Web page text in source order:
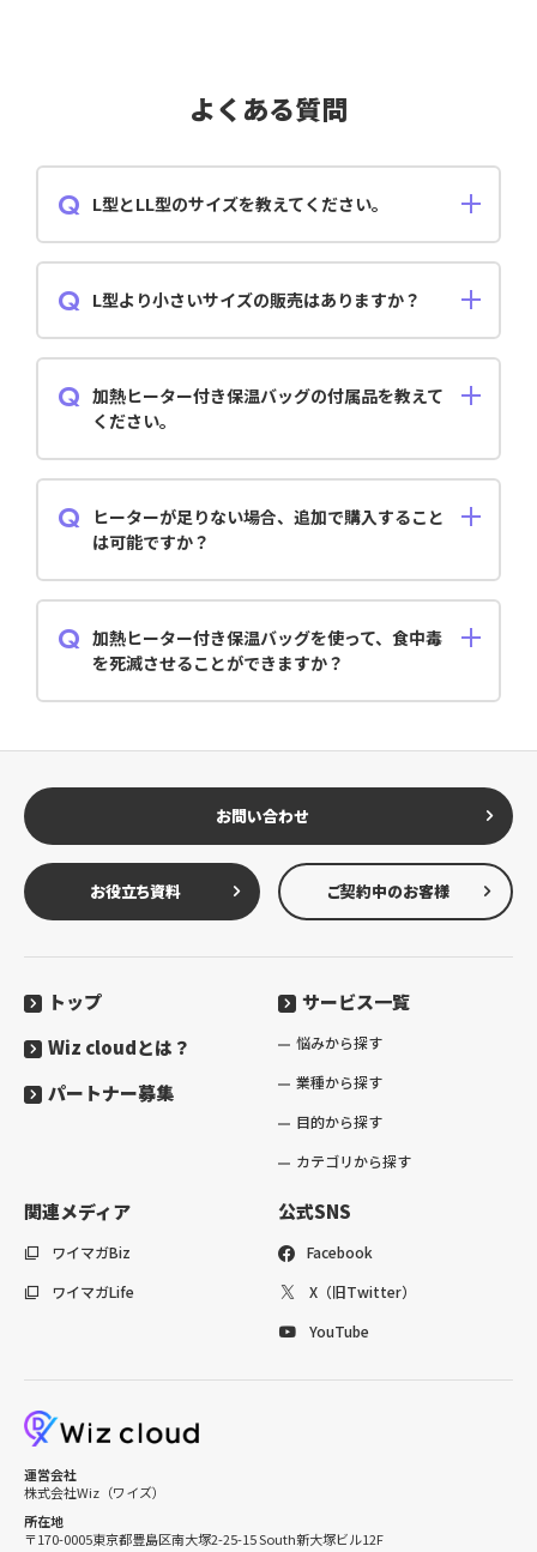
よくある質問
L型とLL型のサイズを教えてください。
(外寸サイズ)
L型より小さいサイズの販売はありますか？
加熱ヒーター付き保温バッグの付属品を教えて
ください。
ットは「ヒーター2枚＋バッテリー2個」、プラグセッ
トは「ヒーター2枚＋分岐ケーブル1個＋12V/5Aプラグ1
ヒーターが足りない場合、追加で購入すること
は可能ですか？
ケーブル、12V/5Aプラグがあり、追加で1つから購入で
きます。
加熱ヒーター付き保温バッグを使って、食中毒
を死滅させることができますか？
お問い合わせ
お役立ち資料 ご契約中のお客様
トップ サービス一覧
悩みから探す
業種から探す
目的から探す
カテゴリから探す
Wiz cloudとは？
パートナー募集
関連メディア
ワイマガBiz
ワイマガLife
公式SNS
Facebook
X（旧Twitter）
YouTube
運営会社
株式会社Wiz（ワイズ）
所在地
〒170-0005東京都豊島区南大塚2-25-15 South新大塚ビル12F